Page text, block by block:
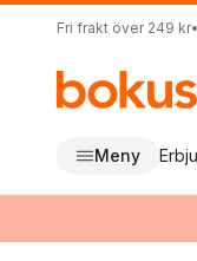
Fri frakt över 249 kr•
Meny